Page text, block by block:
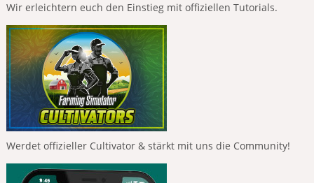
Wir erleichtern euch den Einstieg mit offiziellen Tutorials.
Werdet offizieller Cultivator & stärkt mit uns die Community!